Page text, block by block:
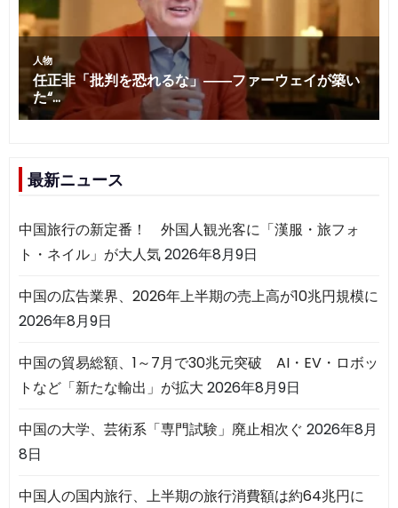
最新ニュース
中国旅行の新定番！ 外国人観光客に「漢服・旅フォ
ト・ネイル」が大人気2026年8月9日
中国の広告業界、2026年上半期の売上高が10兆円規模に
2026年8月9日
中国の貿易総額、1～7月で30兆元突破 AI・EV・ロボッ
トなど「新たな輸出」が拡大 2026年8月9日
中国の大学、芸術系「専門試験」廃止相次ぐ 2026年8月
8日
中国人の国内旅行、上半期の旅行消費額は約64兆円に